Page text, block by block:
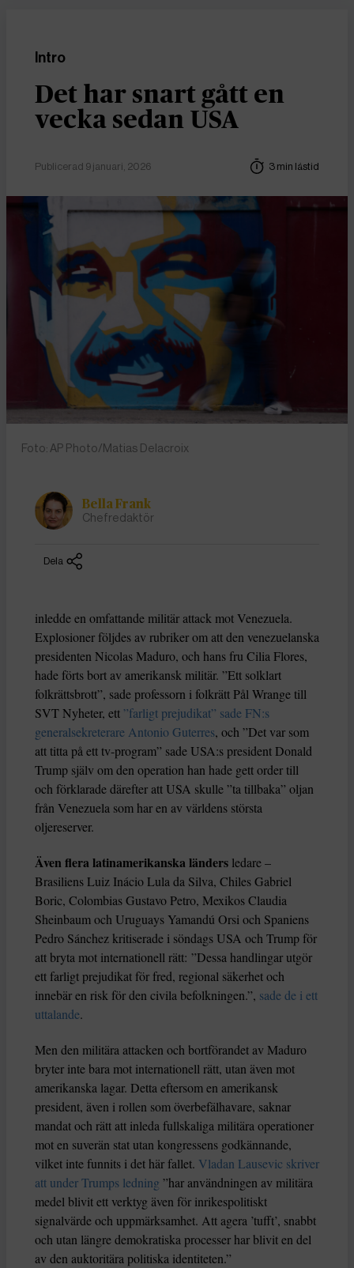
Intro
Det har snart gått en
vecka sedan USA
Publicerad 9 januari, 2026 3 min lästid
Foto: AP Photo/Matias Delacroix
Bella Frank
Chefredaktör
Dela
inledde en omfattande militär attack mot Venezuela.
Explosioner följdes av rubriker om att den venezuelanska
presidenten Nicolas Maduro, och hans fru Cilia Flores,
hade förts bort av amerikansk militär. ”Ett solklart
folkrättsbrott”, sade professorn i folkrätt Pål Wrange till
SVT Nyheter, ett ”farligt prejudikat” sade FN:s
generalsekreterare Antonio Guterres, och ”Det var som
att titta på ett tv-program” sade USA:s president Donald
Trump själv om den operation han hade gett order till
och förklarade därefter att USA skulle ”ta tillbaka” oljan
från Venezuela som har en av världens största
oljereserver.
Även flera latinamerikanska länders ledare –
Brasiliens Luiz Inácio Lula da Silva, Chiles Gabriel
Boric, Colombias Gustavo Petro, Mexikos Claudia
Sheinbaum och Uruguays Yamandú Orsi och Spaniens
Pedro Sánchez kritiserade i söndags USA och Trump för
att bryta mot internationell rätt: ”Dessa handlingar utgör
ett farligt prejudikat för fred, regional säkerhet och
innebär en risk för den civila befolkningen.”, sade de i ett
uttalande.
Men den militära attacken och bortförandet av Maduro
bryter inte bara mot internationell rätt, utan även mot
amerikanska lagar. Detta eftersom en amerikansk
president, även i rollen som överbefälhavare, saknar
mandat och rätt att inleda fullskaliga militära operationer
mot en suverän stat utan kongressens godkännande,
vilket inte funnits i det här fallet. Vladan Lausevic skriver
att under Trumps ledning ”har användningen av militära
medel blivit ett verktyg även för inrikespolitiskt
signalvärde och uppmärksamhet. Att agera ’tufft’, snabbt
och utan längre demokratiska processer har blivit en del
av den auktoritära politiska identiteten.”